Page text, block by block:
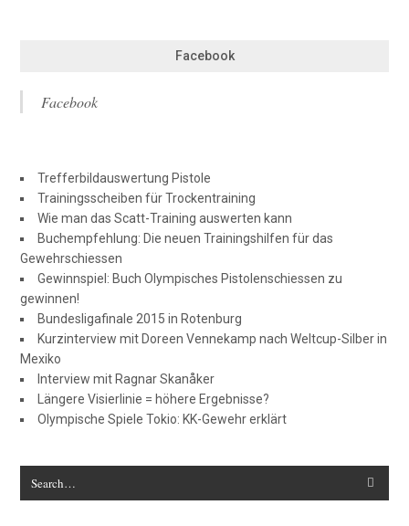
Facebook
Facebook
Trefferbildauswertung Pistole
Trainingsscheiben für Trockentraining
Wie man das Scatt-Training auswerten kann
Buchempfehlung: Die neuen Trainingshilfen für das
Gewehrschiessen
Gewinnspiel: Buch Olympisches Pistolenschiessen zu
gewinnen!
Bundesligafinale 2015 in Rotenburg
Kurzinterview mit Doreen Vennekamp nach Weltcup-Silber in
Mexiko
Interview mit Ragnar Skanåker
Längere Visierlinie = höhere Ergebnisse?
Olympische Spiele Tokio: KK-Gewehr erklärt